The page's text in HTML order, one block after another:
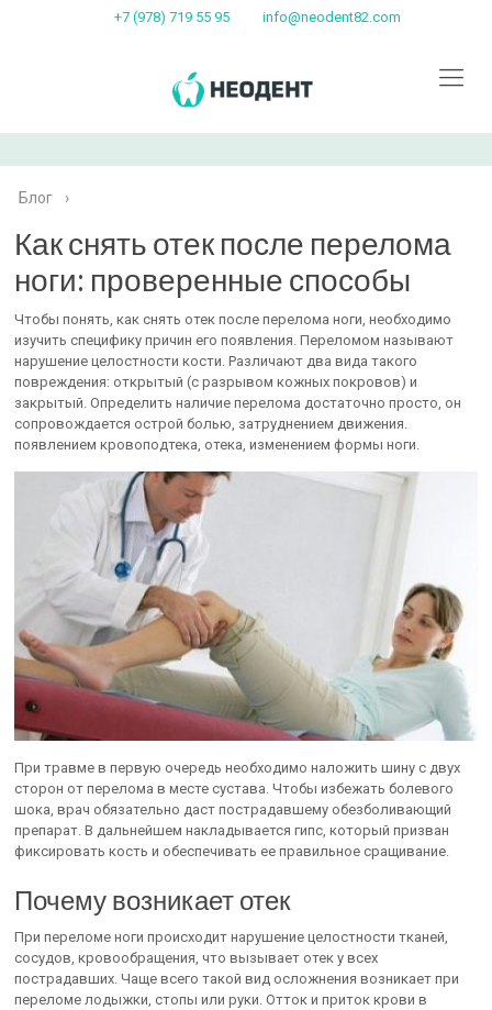
+7 (978) 719 55 95 info@neodent82.com
Блог ›
Как снять отек после перелома
ноги: проверенные способы
Чтобы понять, как снять отек после перелома ноги, необходимо
изучить специфику причин его появления. Переломом называют
нарушение целостности кости. Различают два вида такого
повреждения: открытый (с разрывом кожных покровов) и
закрытый. Определить наличие перелома достаточно просто, он
сопровождается острой болью, затруднением движения.
появлением кровоподтека, отека, изменением формы ноги.
При травме в первую очередь необходимо наложить шину с двух
сторон от перелома в месте сустава. Чтобы избежать болевого
шока, врач обязательно даст пострадавшему обезболивающий
препарат. В дальнейшем накладывается гипс, который призван
фиксировать кость и обеспечивать ее правильное сращивание.
Почему возникает отек
При переломе ноги происходит нарушение целостности тканей,
сосудов, кровообращения, что вызывает отек у всех
пострадавших. Чаще всего такой вид осложнения возникает при
переломе лодыжки, стопы или руки. Отток и приток крови в